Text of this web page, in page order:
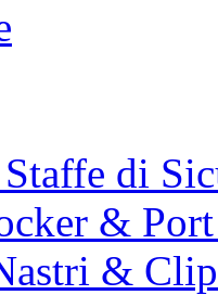
di
&
&